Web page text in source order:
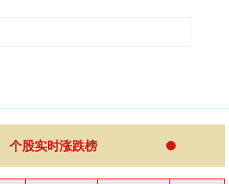
个股实时涨跌榜